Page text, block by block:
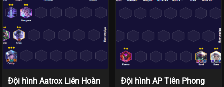
Đội hình Aatrox Liên Hoàn
Đội hình AP Tiên Phong